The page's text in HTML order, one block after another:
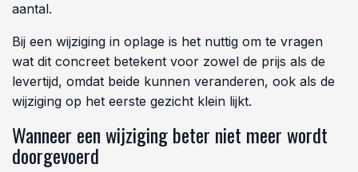
aantal.
Bij een wijziging in oplage is het nuttig om te vragen
wat dit concreet betekent voor zowel de prijs als de
levertijd, omdat beide kunnen veranderen, ook als de
wijziging op het eerste gezicht klein lijkt.
Wanneer een wijziging beter niet meer wordt
doorgevoerd